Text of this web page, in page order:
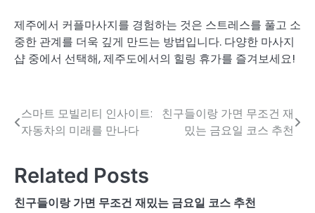
제주에서 커플마사지를 경험하는 것은 스트레스를 풀고 소
중한 관계를 더욱 깊게 만드는 방법입니다. 다양한 마사지
샵 중에서 선택해, 제주도에서의 힐링 휴가를 즐겨보세요!
글
탐
색
스마트 모빌리티 인사이트:
자동차의 미래를 만나다
친구들이랑 가면 무조건 재
밌는 금요일 코스 추천
Related Posts
친구들이랑 가면 무조건 재밌는 금요일 코스 추천